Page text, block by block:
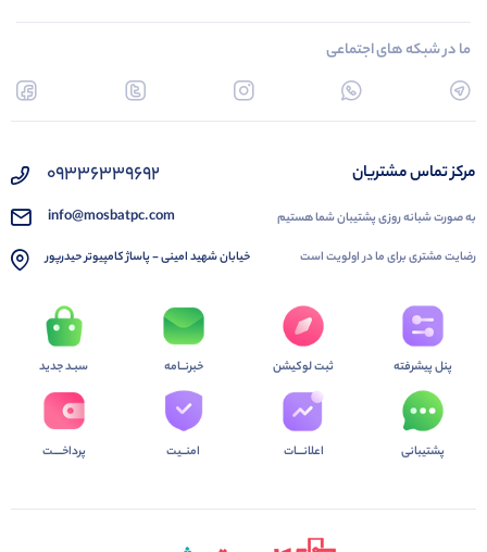
ما در شبکه های اجتماعی
مرکز تماس مشتریان
به صورت شبانه روزی پشتیبان شما هستیم
رضایت مشتری برای ما در اولویت است
09336339692
info@mosbatpc.com
خیابان شهید امینی - پاساژ کامپیوتر حیدرپور
پنل پیشرفته
پشتیبانی
ثبت لوکیشن
اعلانـــات
خبرنــامه
امنــیت
سبـد جدید
پرداخــــت